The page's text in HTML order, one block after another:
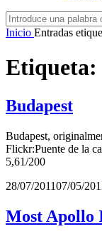
Buscar:
Inicio Entradas
Etiqueta:
Budapest
Budapest,
Flickr:Puente de la
5,61/200
Publicado
28/07/201107/05/
Most Apollo